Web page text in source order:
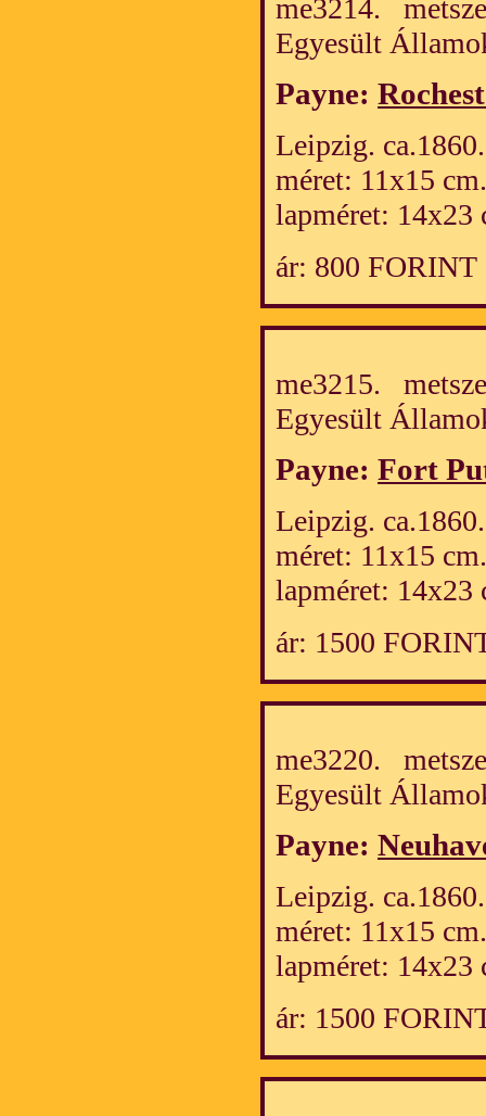
me3214.
Egyesült
Payne:
Leipzig.
méret: 11x15 cm.
lapméret: 14x23
ár: 800 FORINT
me3215.
Egyesült
Payne: Fort
Leipzig.
méret: 11x15 cm.
lapméret: 14x23
ár: 1500
me3220.
Egyesült
Payne:
Leipzig.
méret: 11x15 cm.
lapméret: 14x23
ár: 1500